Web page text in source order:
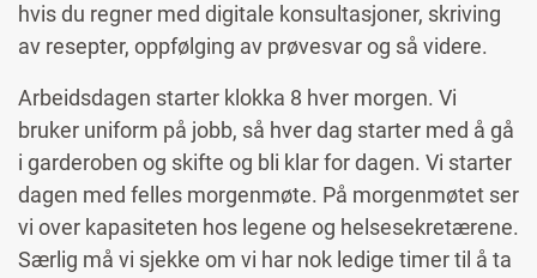
hvis du regner med digitale konsultasjoner, skriving
av resepter, oppfølging av prøvesvar og så videre.
Arbeidsdagen starter klokka 8 hver morgen. Vi
bruker uniform på jobb, så hver dag starter med å gå
i garderoben og skifte og bli klar for dagen. Vi starter
dagen med felles morgenmøte. På morgenmøtet ser
vi over kapasiteten hos legene og helsesekretærene.
Særlig må vi sjekke om vi har nok ledige timer til å ta